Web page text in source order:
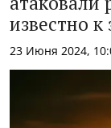
атаковали
известно к
23 Июня 2024,